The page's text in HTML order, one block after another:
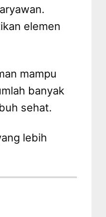
elemen
mampu
banyak
sehat.
lebih